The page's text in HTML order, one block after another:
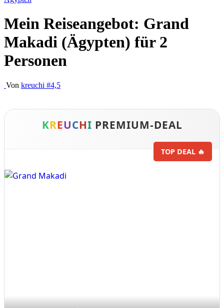
Mein Reiseangebot: Grand
Makadi (Ägypten) für 2
Personen
Von kreuchi #4,5
TOP DEAL 🔥
KREUCHI PREMIUM-DEAL